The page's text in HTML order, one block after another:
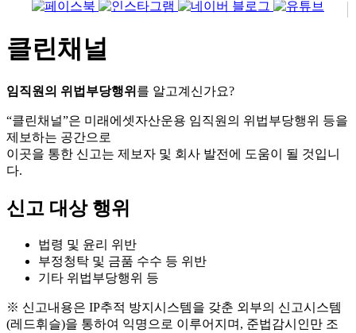
클린채널
임직원의 위법부당행위 를 알고계신가요?
“클린채널”은 미래에셋자산운용 임직원의 위법부당행위 등을
제보하는 공간으로
이곳을 통한 신고는 제보자 및 회사 발전에 도움이 될 것입니
다.
신고 대상 행위
법령 및 윤리 위반
부정청탁 및 금품 수수 등 위반
기타 위법부당행위 등
※ 신고내용은 IP추적 방지시스템을 갖춘 외부의 신고시스템
(레드휘슬)을 통하여 익명으로 이루어지며, 준법감시인만 조